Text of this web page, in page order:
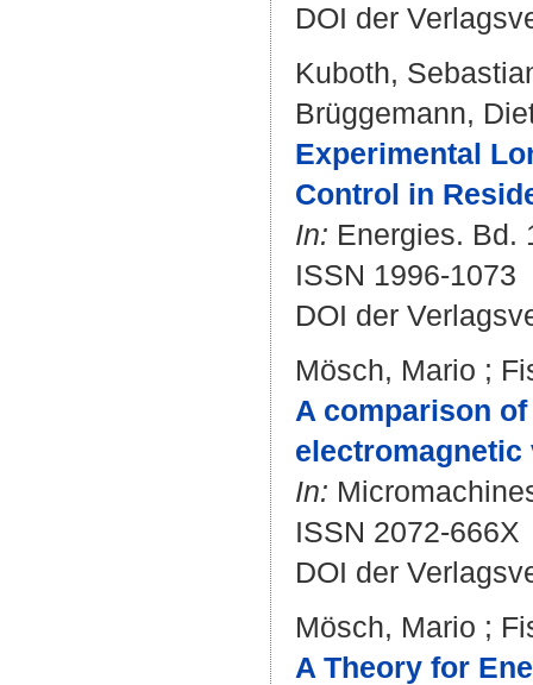
DOI der
Kuboth,
Brüggemann,
Experimental
Control in
In: Energies. Bd.
ISSN 1996-1073
DOI der
Mösch, Mario ;
A comparison
In:
ISSN 2072-666X
DOI der
Mösch, Mario ;
A Theory for